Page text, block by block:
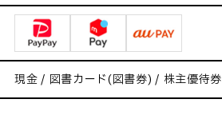
現金 / 図書カード(図書券) / 株主優待券